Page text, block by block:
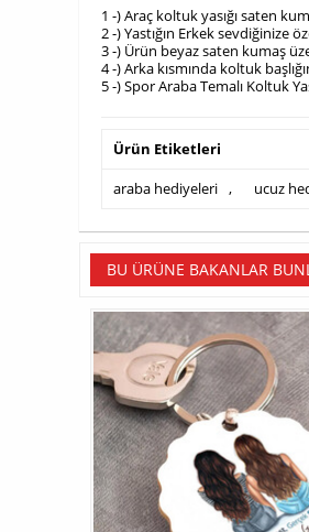
1 -) Araç koltuk yasığı saten
2 -) Yastığın Erkek sevdiğinize
3 -) Ürün beyaz saten kumaş
4 -) Arka kısmında koltuk
5 -) Spor Araba Temalı Koltuk
Ürün Etiketleri
araba hediyeleri , ucuz
BU ÜRÜNE BAKANLAR